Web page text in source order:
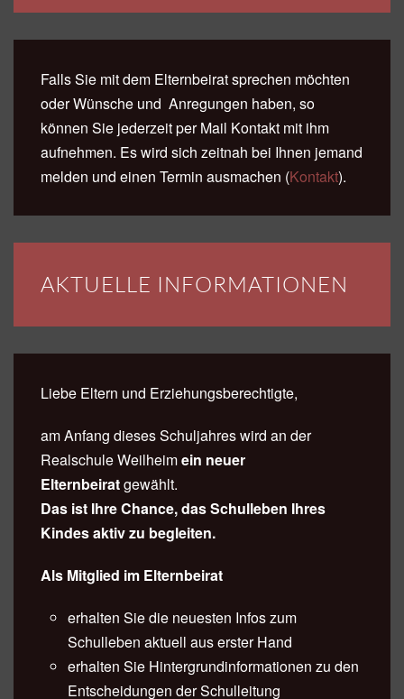
Falls Sie mit dem Elternbeirat sprechen möchten
oder Wünsche und Anregungen haben, so
können Sie jederzeit per Mail Kontakt mit ihm
aufnehmen. Es wird sich zeitnah bei Ihnen jemand
melden und einen Termin ausmachen (Kontakt).
AKTUELLE INFORMATIONEN
Liebe Eltern und Erziehungsberechtigte,
am Anfang dieses Schuljahres wird an der
Realschule Weilheimein neuer
Elternbeiratgewählt.
Das ist Ihre Chance, das Schulleben Ihres
Kindes aktiv zu begleiten.
Als Mitglied im Elternbeirat
erhalten Sie die neuesten Infos zum
Schulleben aktuell aus erster Hand
erhalten Sie Hintergrundinformationen zu den
Entscheidungen der Schulleitung